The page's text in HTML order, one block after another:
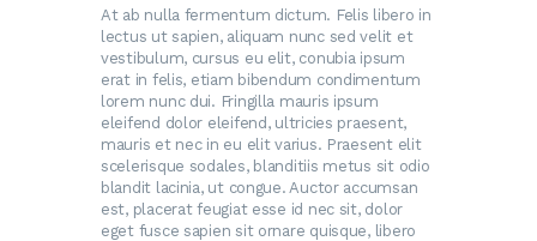
CONTACTO E
INFORMACIÓN
At ab nulla fermentum dictum. Felis libero in
lectus ut sapien, aliquam nunc sed velit et
vestibulum, cursus eu elit, conubia ipsum
erat in felis, etiam bibendum condimentum
lorem nunc dui. Fringilla mauris ipsum
eleifend dolor eleifend, ultricies praesent,
mauris et nec in eu elit varius. Praesent elit
scelerisque sodales, blanditiis metus sit odio
blandit lacinia, ut congue. Auctor accumsan
est, placerat feugiat esse id nec sit, dolor
eget fusce sapien sit ornare quisque, libero